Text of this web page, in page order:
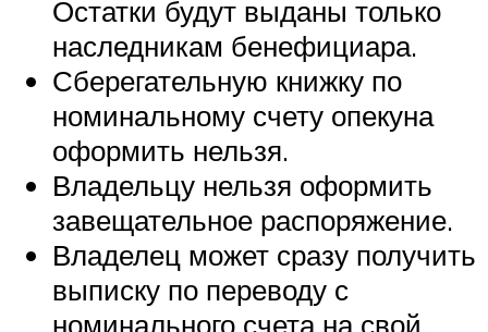
Остатки будут выданы только
наследникам бенефициара.
Сберегательную книжку по
номинальному счету опекуна
оформить нельзя.
Владельцу нельзя оформить
завещательное распоряжение.
Владелец может сразу получить
выписку по переводу с
номинального счета на свой,